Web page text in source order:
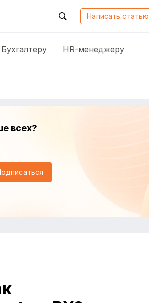
Написать статью
Бухгалтеру HR-менеджеру
всех?